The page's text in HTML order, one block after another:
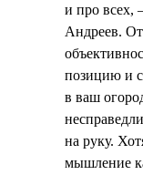
и про всех,
Андреев.
позицию и
в ваш
на руку.
мышление